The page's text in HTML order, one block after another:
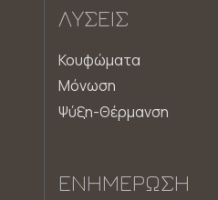
ΛΎΣΕΙΣ
Κουφώματα
Μόνωση
Ψύξη-Θέρμανση
ΕΝΗΜΈΡΩΣΗ